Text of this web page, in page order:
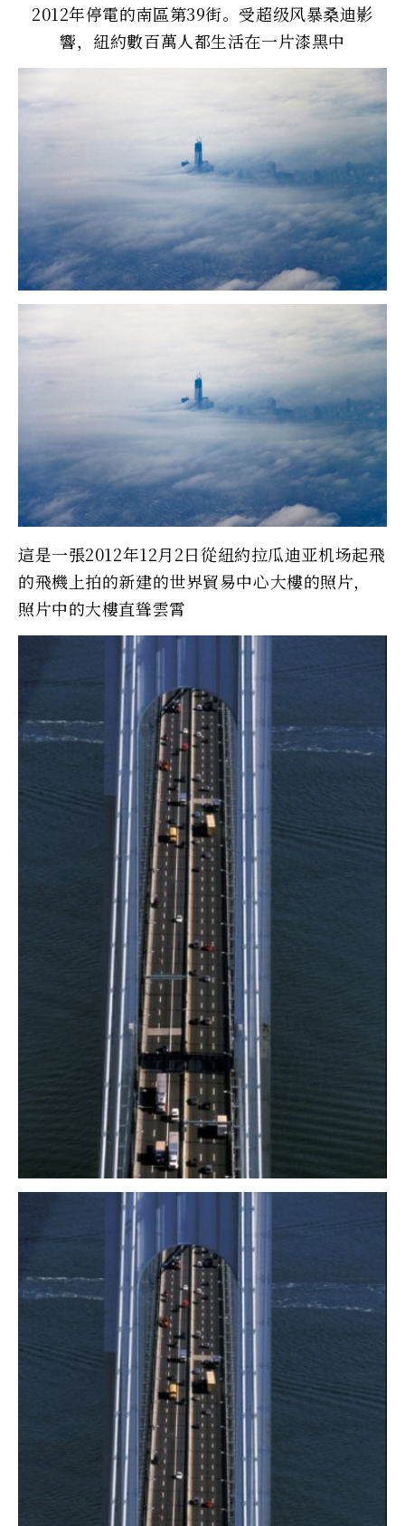
2012年停電的南區第39街。受超级风暴桑迪影
響，紐約數百萬人都生活在一片漆黑中
這是一張2012年12月2日從紐約拉瓜迪亚机场起飛
的飛機上拍的新建的世界貿易中心大樓的照片，
照片中的大樓直聳雲霄